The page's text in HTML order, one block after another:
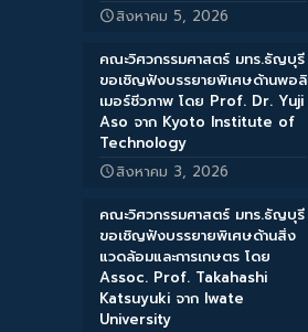
สิงหาคม 5, 2026
คณะวิศวกรรมศาสตร์ มทร.ธัญบุรี
ขอเชิญฟังบรรยายพิเศษด้านพอลิ
เมอร์ชีวภาพ โดย Prof. Dr. Yuji
Aso จาก Kyoto Institute of
Technology
สิงหาคม 3, 2026
คณะวิศวกรรมศาสตร์ มทร.ธัญบุรี
ขอเชิญฟังบรรยายพิเศษด้านสิ่ง
แวดล้อมและการเกษตร โดย
Assoc. Prof. Takahashi
Katsuyuki จาก Iwate
University